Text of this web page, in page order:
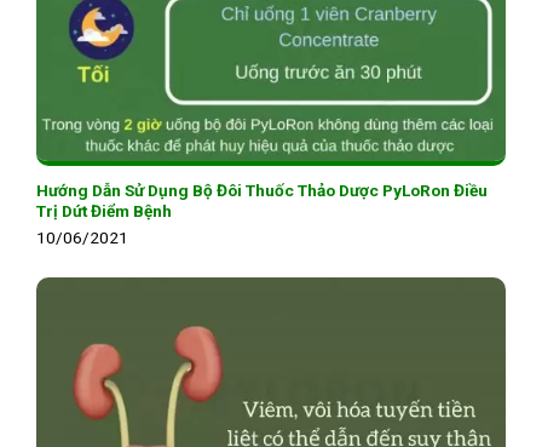
Hướng Dẫn Sử Dụng Bộ Đôi Thuốc Thảo Dược PyLoRon Điều
Trị Dứt Điểm Bệnh
10/06/2021